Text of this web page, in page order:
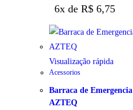
6x de R$6,75
Visualização rápida
Acessorios
Barraca de Emergencia
AZTEQ